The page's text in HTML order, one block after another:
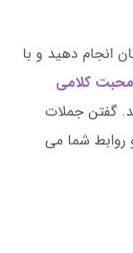
انجام دهید و با
محبت کلامی
گفتن جملات
روابط شما می